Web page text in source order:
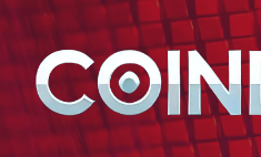
Skip
content